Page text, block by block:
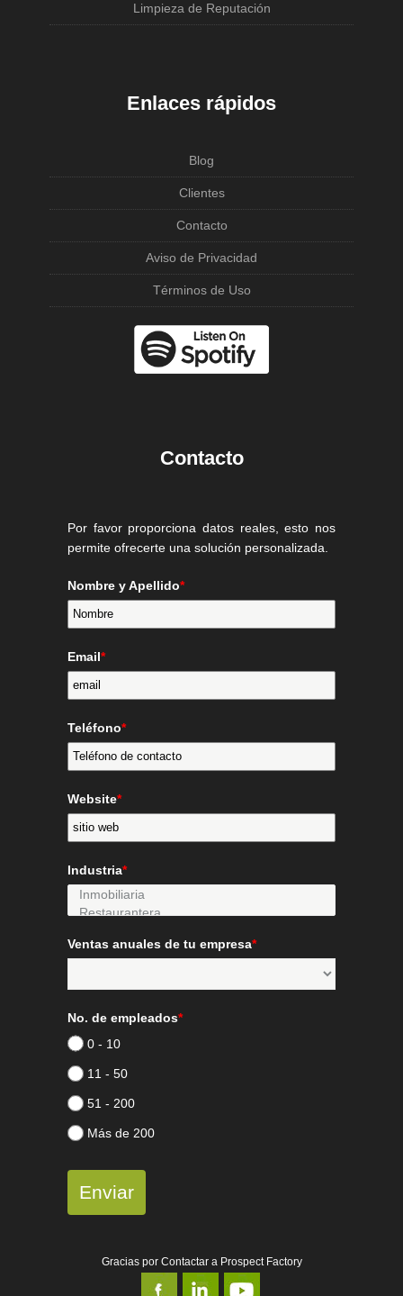
Limpieza de Reputación
Enlaces rápidos
Blog
Clientes
Contacto
Aviso de Privacidad
Términos de Uso
Contacto
Por favor proporciona datos reales, esto nos
permite ofrecerte una solución personalizada.
Nombre y Apellido*
Email*
Teléfono*
Website*
Industria*
Ventas anuales de tu empresa*
No. de empleados*
0 - 10
11 - 50
51 - 200
Más de 200
Enviar
Gracias por Contactar a Prospect Factory